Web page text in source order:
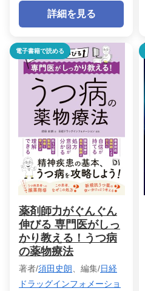
詳細を見る
電子書籍で読める
薬剤師力がぐんぐん
伸びる 専門医がしっ
かり教える！うつ病
の薬物療法
著者/須田史朗 、編集/日経
ドラッグインフォメーショ